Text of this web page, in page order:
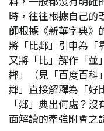
時，往往根據自己的
師根據《新華字典》
將「比鄰」引申為「
又將「比」解作「並
鄰」（見「百度百科
鄰」直接解釋為「好
「鄰」典出何處？
面解讀的牽強附會之